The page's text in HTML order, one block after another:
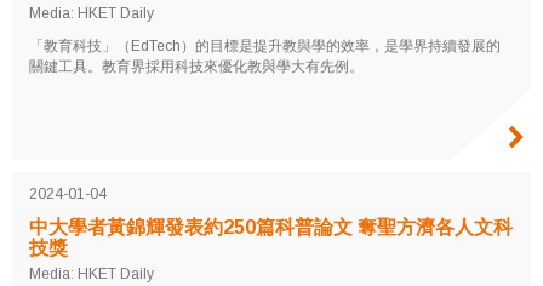
Media: HKET Daily
「教育科技」（EdTech）的目標是提升教與學的效率，是學界持續發展的
關鍵工具。教育界採用科技來優化教與學大有先例。
2024-01-04
中大學者黃錦輝發表約250篇科普論文 奪聖方濟各人文科
技獎
Media: HKET Daily